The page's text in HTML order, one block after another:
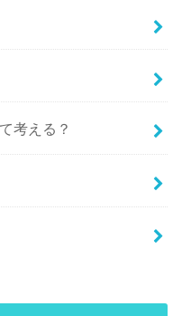
考える？